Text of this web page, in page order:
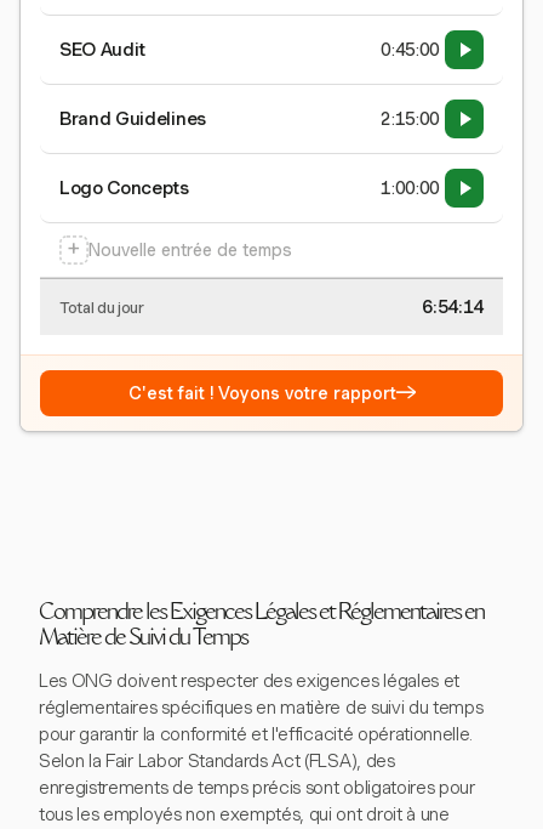
SEO Audit 0:45:00
Brand Guidelines 2:15:00
Logo Concepts 1:00:00
+ Nouvelle entrée de temps
Total du jour 6:54:15
C'est fait ! Voyons votre rapport→
Comprendre les Exigences Légales et Réglementaires en
Matière de Suivi du Temps
Les ONG doivent respecter des exigences légales et
réglementaires spécifiques en matière de suivi du temps
pour garantir la conformité et l'efficacité opérationnelle.
Selon la Fair Labor Standards Act (FLSA), des
enregistrements de temps précis sont obligatoires pour
tous les employés non exemptés, qui ont droit à une